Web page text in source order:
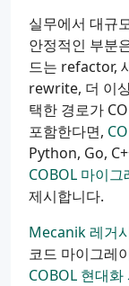
실무에서 대규
안정적인 부분
드는 refactor,
rewrite, 더 이
택한 경로가
포함한다면,
Python, Go,
COBOL 마이
제시합니다.
Mecanik 레거
코드 마이그레
COBOL 현대화